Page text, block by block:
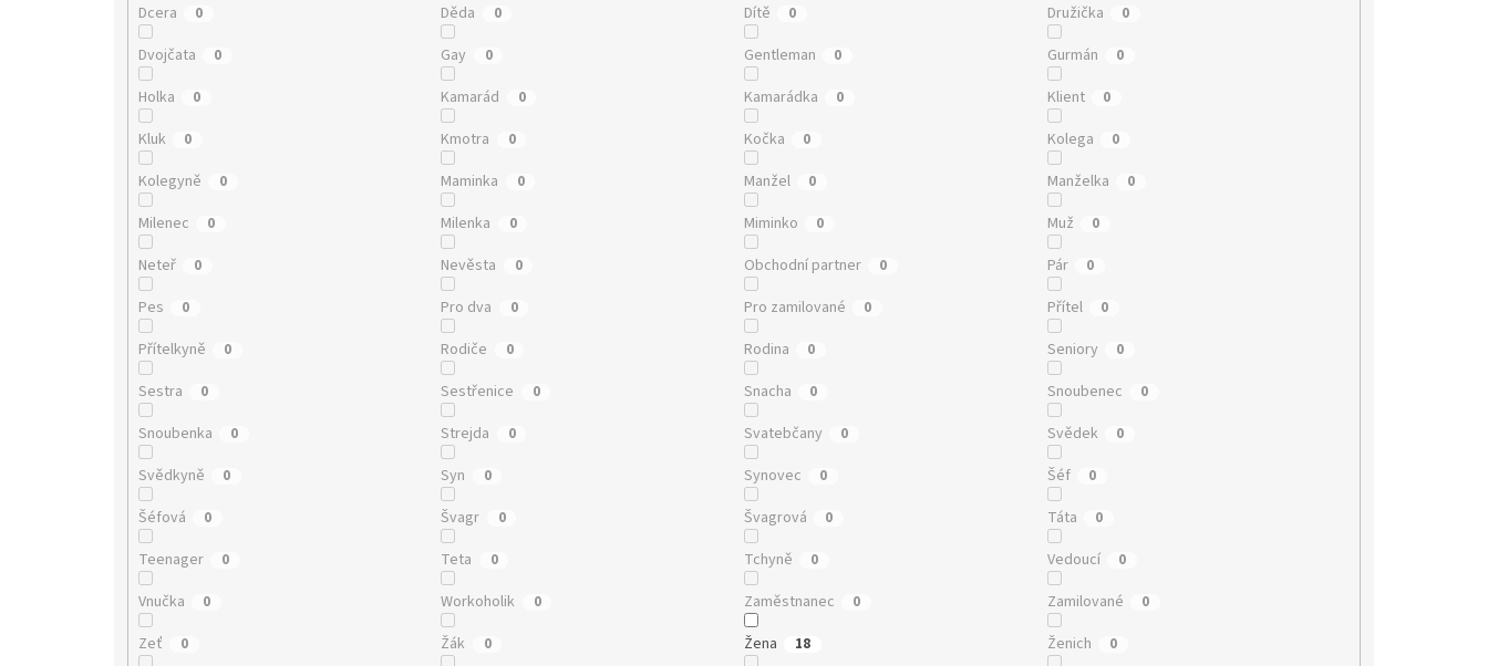
Dcera 0 Děda 0 Dítě 0 Družička 0
Dvojčata 0 Gay 0 Gentleman 0 Gurmán 0
Holka 0 Kamarád 0 Kamarádka 0 Klient 0
Kluk 0 Kmotra 0 Kočka 0 Kolega 0
Kolegyně 0 Maminka 0 Manžel 0 Manželka 0
Milenec 0 Milenka 0 Miminko 0 Muž 0
Neteř 0 Nevěsta 0 Obchodní partner 0 Pár 0
Pes 0 Pro dva 0 Pro zamilované 0 Přítel 0
Přítelkyně 0 Rodiče 0 Rodina 0 Seniory 0
Sestra 0 Sestřenice 0 Snacha 0 Snoubenec 0
Snoubenka 0 Strejda 0 Svatebčany 0 Svědek 0
Svědkyně 0 Syn 0 Synovec 0 Šéf 0
Šéfová 0 Švagr 0 Švagrová 0 Táta 0
Teenager 0 Teta 0 Tchyně 0 Vedoucí 0
Vnučka 0 Workoholik 0 Zaměstnanec 0 Zamilované 0
Zeť 0 Žák 0 Žena 18 Ženich 0